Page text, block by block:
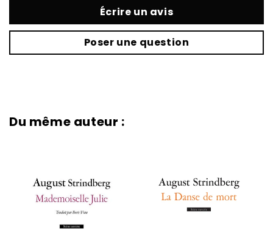
Écrire un avis
Poser une question
Du même auteur :